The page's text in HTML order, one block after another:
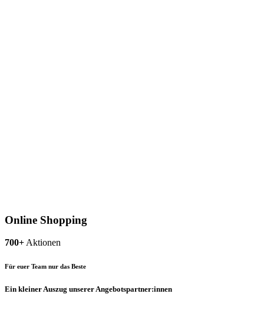
Online Shopping
700+ Aktionen
Für euer Team nur das Beste
Ein kleiner Auszug unserer Angebotspartner:innen